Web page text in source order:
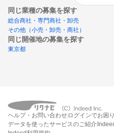
同じ業種の募集を探す
総合商社・専門商社・卸売
その他（小売・卸売・商社）
同じ開催地の募集を探す
東京都
エントリーする
受け取
ヘルプ・お問い合わせ ログインでお困
データを使ったサービスのご紹介